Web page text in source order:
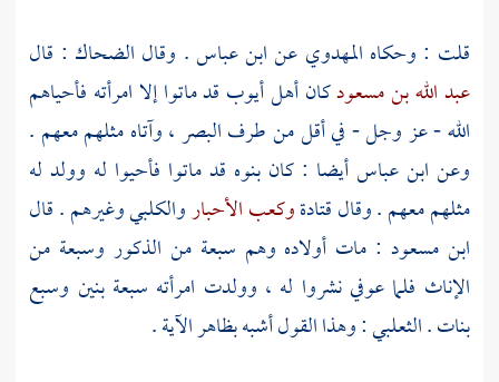
قلت : وحكاه المهدوي عنابن عباس. وقال الضحاك : قال
عبد الله بن مسعودكان أهلأيوب قد ماتوا إلا امرأته فأحياهم
الله - عز وجل - في أقل من طرف البصر ، وآتاه مثلهم معهم .
وعن ابن عباسأيضا : كان بنوه قد ماتوا فأحيوا له وولد له
مثلهم معهم . وقالقتادةوكعب الأحباروالكلبيوغيرهم . قال
ابن مسعود : مات أولاده وهم سبعة من الذكور وسبعة من
الإناث فلما عوفي نشروا له ، وولدت امرأته سبعة بنين وسبع
بنات .الثعلبي: وهذا القول أشبه بظاهر الآية .